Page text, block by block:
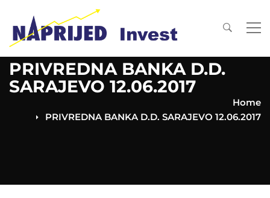
PRIVREDNA BANKA D.D.
SARAJEVO 12.06.2017
Home
PRIVREDNA BANKA D.D. SARAJEVO 12.06.2017